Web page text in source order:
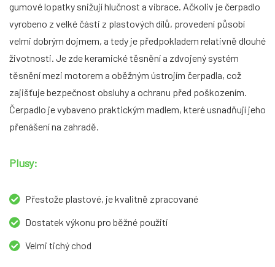
gumové lopatky snižují hlučnost a vibrace. Ačkoliv je čerpadlo
vyrobeno z velké části z plastových dílů, provedení působí
velmi dobrým dojmem, a tedy je předpokladem relativně dlouhé
životnosti. Je zde keramické těsnění a zdvojený systém
těsnění mezi motorem a oběžným ústrojím čerpadla, což
zajišťuje bezpečnost obsluhy a ochranu před poškozením.
Čerpadlo je vybaveno praktickým madlem, které usnadňují jeho
přenášení na zahradě.
Plusy:
Přestože plastové, je kvalitně zpracované
Dostatek výkonu pro běžné použití
Velmi tichý chod